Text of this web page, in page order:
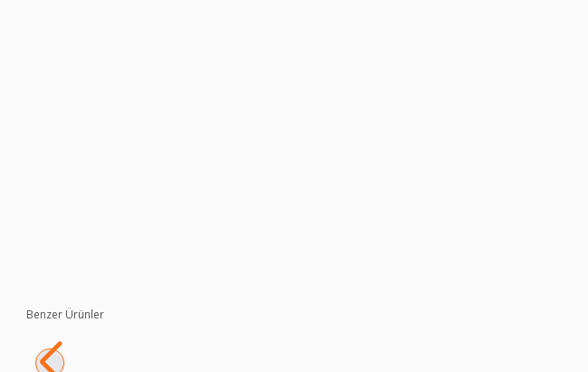
Benzer Ürünler
VARTA Endüstriyel 4 Adet AA 4'lü İnce Kalem Pil 1.5V Alkalin